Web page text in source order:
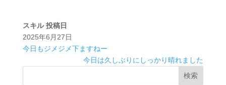
スキル 投稿日
2025年6月27日
今日もジメジメ下ますねー
今日は久しぶりにしっかり晴れました
検索